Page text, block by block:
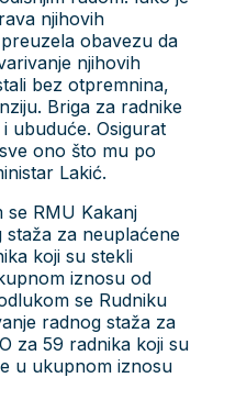
njihovih
obavezu da
njihovih
bez otpremnina,
Briga za radnike
ubuduće. Osigurat
ono što mu po
Lakić.
se RMU Kakanj
za neuplaćene
koji su stekli
iznosu od
se Rudniku
radnog staža za
za 59 radnika koji su
u ukupnom iznosu